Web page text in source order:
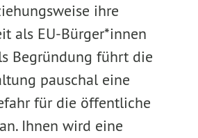
ihre
als EU-Bürger*innen
Begründung führt die
pauschal eine
für die öffentliche
Ihnen wird eine